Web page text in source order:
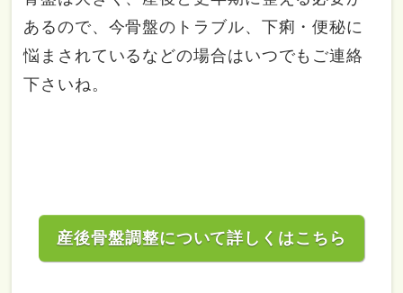
あるので、今骨盤のトラブル、下痢・便秘に
悩まされているなどの場合はいつでもご連絡
下さいね。
産後骨盤調整について詳しくはこちら